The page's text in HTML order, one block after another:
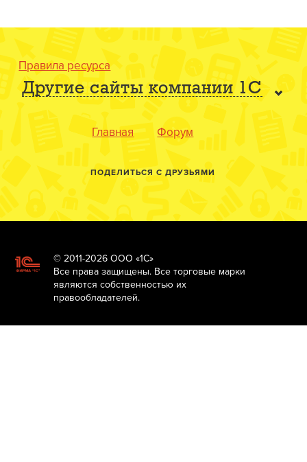
Правила ресурса
Другие сайты компании 1С
Главная Форум
ПОДЕЛИТЬСЯ С ДРУЗЬЯМИ
© 2011-2026 ООО «1С»
Все права защищены. Все торговые марки
являются собственностью их
правообладателей.